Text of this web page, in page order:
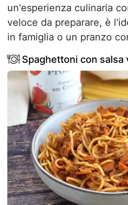
un'esperienza culinaria
veloce da preparare, è
in famiglia o un pranzo
Spaghettoni con salsa